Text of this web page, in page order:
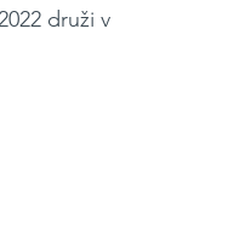
druži v